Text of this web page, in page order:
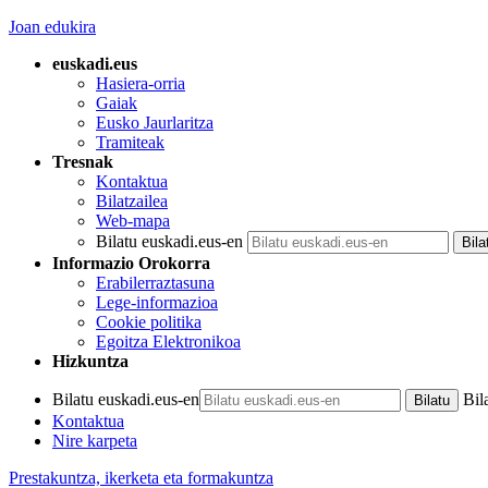
Joan edukira
euskadi.eus
Hasiera-orria
Gaiak
Eusko Jaurlaritza
Tramiteak
Tresnak
Kontaktua
Bilatzailea
Web-mapa
Bilatu euskadi.eus-en
Informazio Orokorra
Erabilerraztasuna
Lege-informazioa
Cookie politika
Egoitza Elektronikoa
Hizkuntza
Bilatu euskadi.eus-en
Kontaktua
Nire karpeta
Prestakuntza, ikerketa eta formakuntza